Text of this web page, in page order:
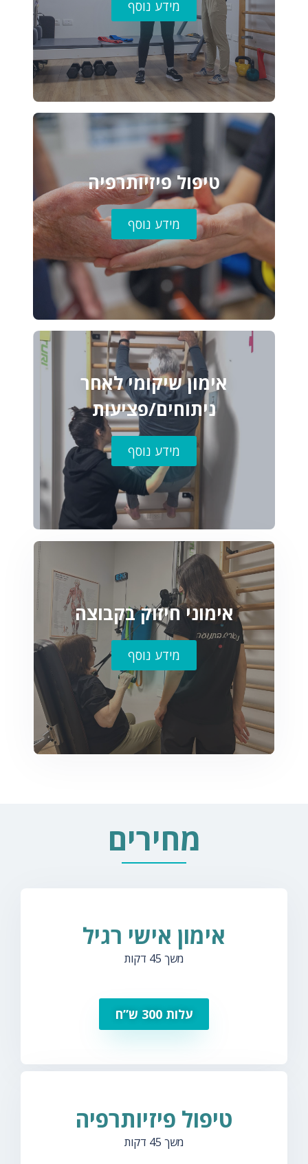
מידע נוסף
טיפול פיזיותרפיה
מידע נוסף
אימון שיקומי לאחר
ניתוחים/פציעות
מידע נוסף
אימוני חיזוק בקבוצה
מידע נוסף
מחירים
אימון אישי רגיל
משך 45 דקות
עלות 300 ש”ח
טיפול פיזיותרפיה
משך 45 דקות